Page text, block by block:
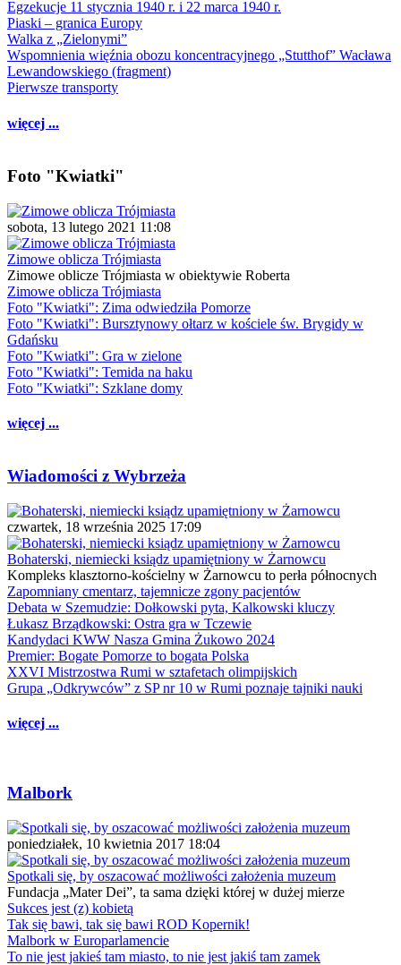
Egzekucje 11 stycznia 1940 r. i 22 marca 1940 r.
Piaski – granica Europy
Walka z „Zielonymi”
Wspomnienia więźnia obozu koncentracyjnego „Stutthof” Wacława
Lewandowskiego (fragment)
Pierwsze transporty
więcej ...
Foto "Kwiatki"
sobota, 13 lutego 2021 11:08
Zimowe oblicza Trójmiasta
Zimowe oblicze Trójmiasta w obiektywie Roberta
Zimowe oblicza Trójmiasta
Foto "Kwiatki": Zima odwiedziła Pomorze
Foto "Kwiatki": Bursztynowy ołtarz w kościele św. Brygidy w
Gdańsku
Foto "Kwiatki": Gra w zielone
Foto "Kwiatki": Temida na haku
Foto "Kwiatki": Szklane domy
więcej ...
Wiadomości z Wybrzeża
czwartek, 18 września 2025 17:09
Bohaterski, niemiecki ksiądz upamiętniony w Żarnowcu
Kompleks klasztorno-kościelny w Żarnowcu to perła północnych
Zapomniany cmentarz, tajemnicze zgony pacjentów
Debata w Szemudzie: Dołkowski pyta, Kalkowski kluczy
Łukasz Brządkowski: Ostra gra w Tczewie
Kandydaci KWW Nasza Gmina Żukowo 2024
Premier: Bogate Pomorze to bogata Polska
XXVI Mistrzostwa Rumi w sztafetach olimpijskich
Grupa „Odkrywców” z SP nr 10 w Rumi poznaje tajniki nauki
więcej ...
Malbork
poniedziałek, 10 kwietnia 2017 18:04
Spotkali się, by oszacować możliwości założenia muzeum
Fundacja „Mater Dei”, ta sama dzięki której w dużej mierze
Sukces jest (z) kobietą
Tak się bawi, tak się bawi ROD Kopernik!
Malbork w Europarlamencie
To nie jest jakieś tam miasto, to nie jest jakiś tam zamek